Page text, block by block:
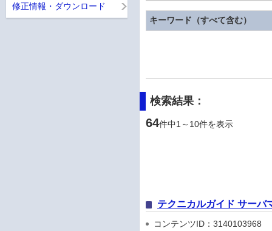
キーワード（すべて含む）
検索結果：
64件中1～10件を表示
テクニカルガイド サーバ
コンテンツID：3140103968
修正情報・ダウンロード